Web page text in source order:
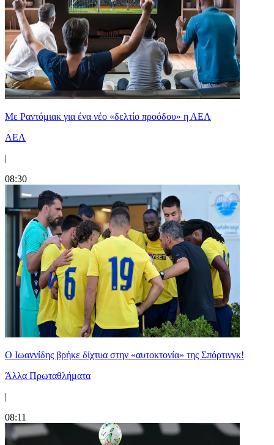
Με Ραντόμιακ για ένα νέο «δελτίο προόδου» η ΑΕΛ
ΑΕΛ
|
08:30
Ο Ιωαννίδης βρήκε δίχτυα στην «αυτοκτονία» της Σπόρτινγκ!
Άλλα Πρωταθλήματα
|
08:11